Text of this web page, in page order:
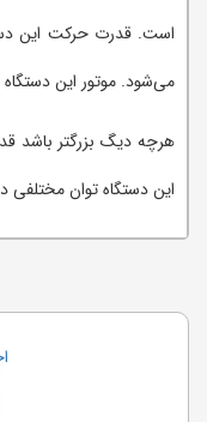
است. قدرت حرکت این
می‌شود. موتور این دستگاه می‌تواند
هرچه دیگ بزرگتر باشد
این دستگاه توان